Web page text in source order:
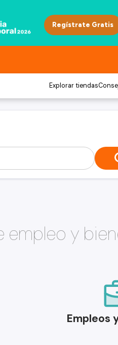
Explorar tiendas
empleo y
Empleos